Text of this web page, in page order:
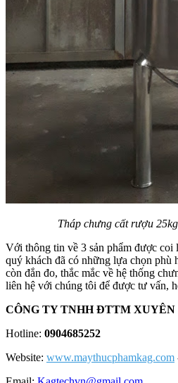
Tháp chưng cất rượu
Với thông tin về 3 sản phẩm được coi
quý khách đã có những lựa chọn phù
còn đắn đo, thắc mắc về hệ thống
liên hệ với chúng tôi để được tư vấn,
CÔNG TY TNHH ĐTTM XUYÊN
Hotline: 0904685252
Website: www.maythucphamkag.com